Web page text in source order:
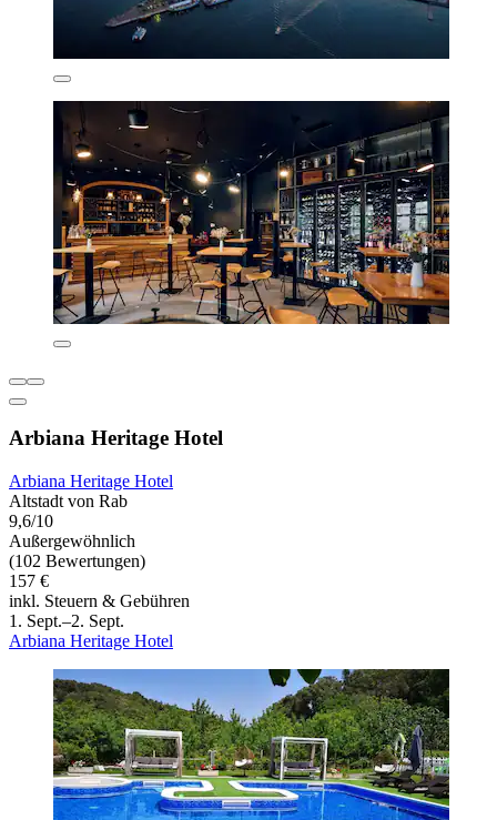
Arbiana Heritage Hotel
Arbiana Heritage Hotel
Altstadt von Rab
9,6/10
Außergewöhnlich
(102 Bewertungen)
157 €
inkl. Steuern & Gebühren
1. Sept.–2. Sept.
Arbiana Heritage Hotel